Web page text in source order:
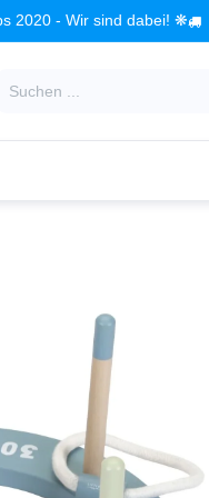
2020 - Wir sind dabei! ❋